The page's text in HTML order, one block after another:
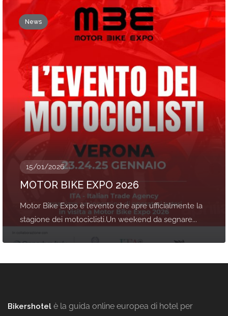
News
15/01/2026
MOTOR BIKE EXPO 2026
Motor Bike Expo è l’evento che apre ufficialmente la
stagione dei motociclisti.Un weekend da segnare...
Bikershotel è la guida online europea di hotel per